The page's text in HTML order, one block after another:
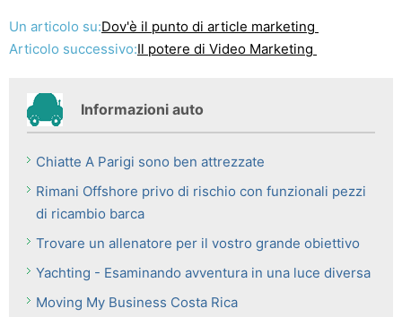
Un articolo su:Dov'è il punto di article marketing
Articolo successivo:Il potere di Video Marketing
Informazioni auto
Chiatte A Parigi sono ben attrezzate
Rimani Offshore privo di rischio con funzionali pezzi
di ricambio barca
Trovare un allenatore per il vostro grande obiettivo
Yachting - Esaminando avventura in una luce diversa
Moving My Business Costa Rica